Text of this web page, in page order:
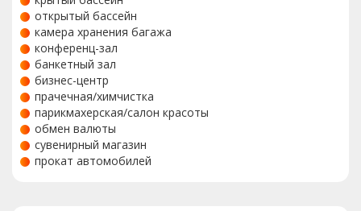
открытый бассейн
камера хранения багажа
конференц-зал
банкетный зал
бизнес-центр
прачечная/химчистка
парикмахерская/салон красоты
обмен валюты
сувенирный магазин
прокат автомобилей